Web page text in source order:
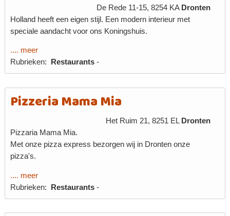
De Rede 11-15, 8254 KA Dronten
Holland heeft een eigen stijl. Een modern interieur met
speciale aandacht voor ons Koningshuis.
.... meer
Rubrieken:
Restaurants -
Pizzeria Mama Mia
Het Ruim 21, 8251 EL Dronten
Pizzaria Mama Mia.
Met onze pizza express bezorgen wij in Dronten onze
pizza's.
.... meer
Rubrieken:
Restaurants -